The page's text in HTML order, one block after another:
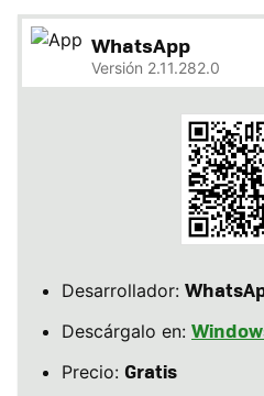
WhatsApp
Versión 2.11.282.0
Desarrollador:
Descárgalo en:
Precio: Gratis